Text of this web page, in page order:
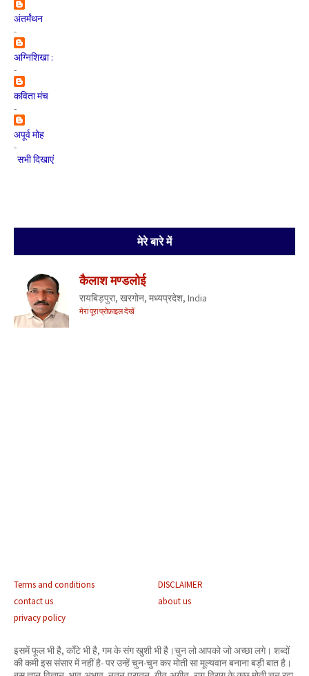
अंतर्मंथन
-
अग्निशिखा :
-
कविता मंच
-
अपूर्व मोह
-
सभी दिखाएं
मेरे बारे में
कैलाश मण्डलोई
रायबिड़पुरा, खरगोन, मध्यप्रदेश, India
मेरा पूरा प्रोफ़ाइल देखें
Terms and conditions
DISCLAIMER
contact us
about us
privacy policy
इसमें फूल भी है, काँटे भी है, गम के संग खुशी भी है।चुन लो आपको जो अच्छा लगे। शब्दों
की कमी इस संसार में नहीं है- पर उन्हें चुन-चुन कर मोती सा मूल्यवान बनाना बड़ी बात है।